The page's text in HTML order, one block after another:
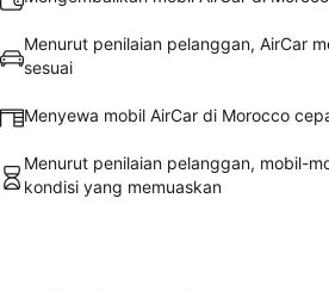
Menurut penilaian pelanggan, AirCar
sesuai
Menyewa mobil AirCar di Morocco
Menurut penilaian pelanggan, mobil-
kondisi yang memuaskan